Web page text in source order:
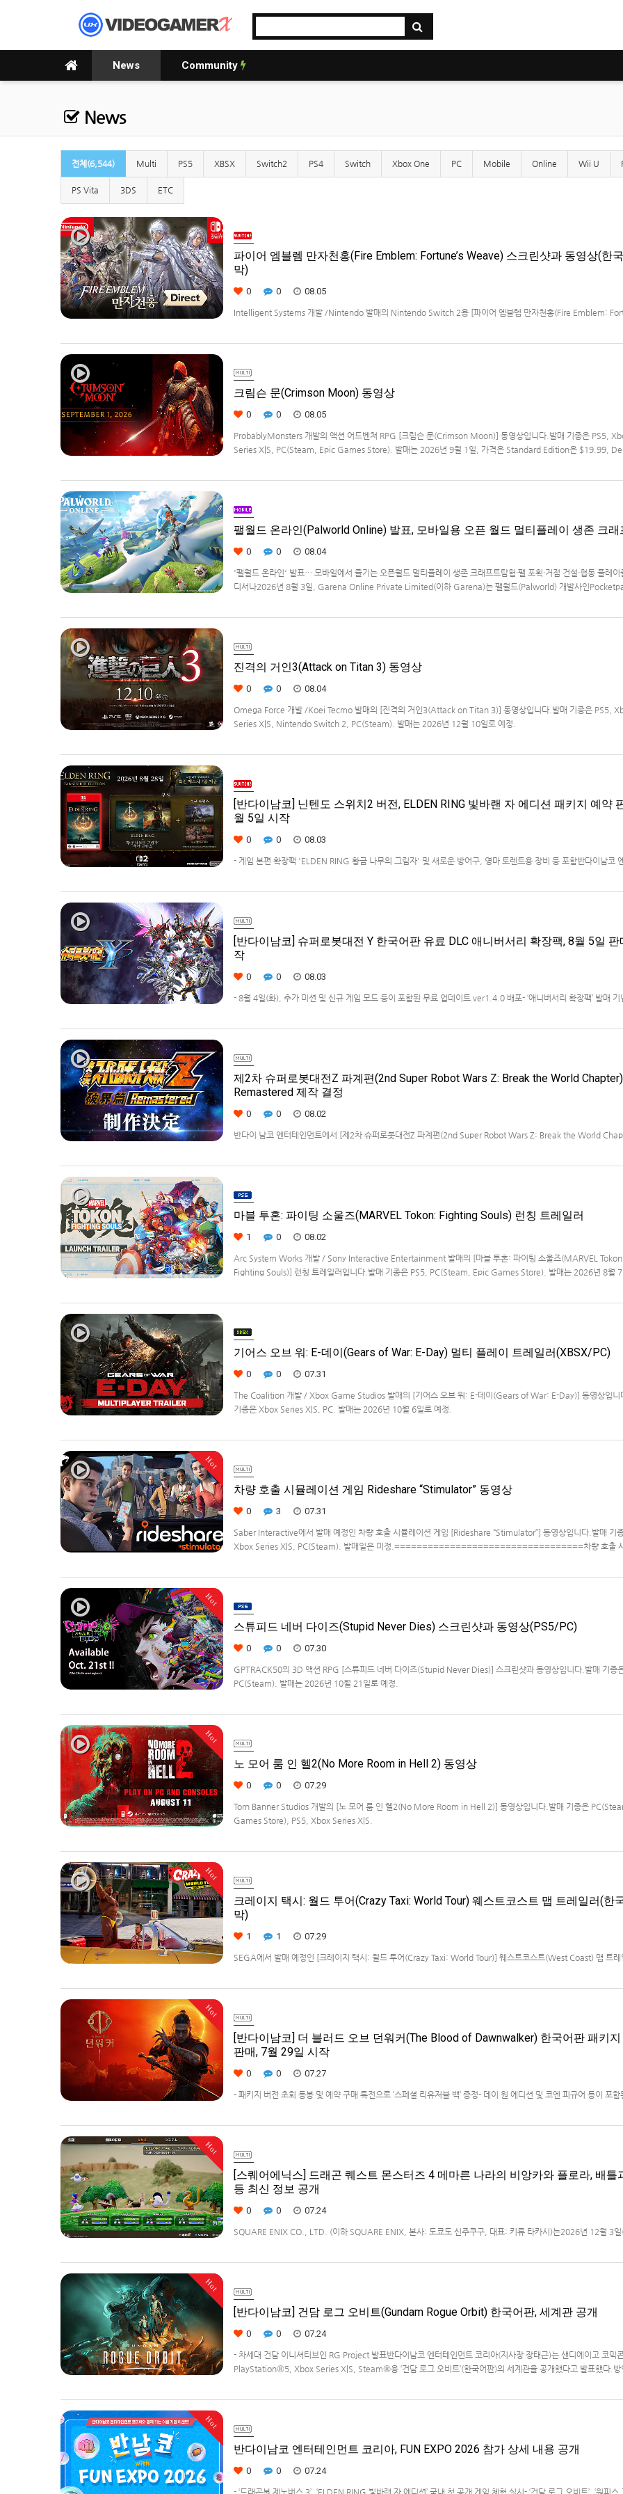
News Community
News
전체(6,544) Multi PS5 XBSX Switch2 PS4 Switch Xbox One PC Mobile Online Wii U
PS Vita 3DS ETC
파이어 엠블렘 만자천홍(Fire Emblem: Fortune’s Weave) 스크린샷과 동영상(한
막)
0 0 08.05
Intelligent Systems 개발 /Nintendo 발매의 Nintendo Switch 2용 [파이어 엠블렘 만자천홍(Fire Emblem:
크림슨 문(Crimson Moon) 동영상
0 0 08.05
ProbablyMonsters 개발의 액션 어드벤쳐 RPG [크림슨 문(Crimson Moon)] 동영상입니다.발매 기종은 PS5,
Series X|S, PC(Steam, Epic Games Store). 발매는 2026년 9월 1일, 가격은 Standard Edition은 $19.99,
팰월드 온라인(Palworld Online) 발표, 모바일용 오픈 월드 멀티플레이 생존 크래
0 0 08.04
'팰월드 온라인' 발표… 모바일에서 즐기는 오픈월드 멀티플레이 생존 크래프트탐험·팰 포획·거점 건설·협동 플레이
디서나2026년 8월 3일, Garena Online Private Limited(이하 Garena)는 팰월드(Palworld) 개발사인
진격의 거인3(Attack on Titan 3) 동영상
0 0 08.04
Omega Force 개발 /Koei Tecmo 발매의 [진격의 거인3(Attack on Titan 3)] 동영상입니다.발매 기종은 PS5,
Series X|S, Nintendo Switch 2, PC(Steam). 발매는 2026년 12월 10일로 예정.
[반다이남코] 닌텐도 스위치2 버전, ELDEN RING 빛바랜 자 에디션 패키지 예약
월 5일 시작
0 0 08.03
- 게임 본편 확장팩 'ELDEN RING 황금 나무의 그림자' 및 새로운 방어구, 영마 토렌트용 장비 등 포함반다이남코
[반다이남코] 슈퍼로봇대전 Y 한국어판 유료 DLC 애니버서리 확장팩, 8월 5일 판
작
0 0 08.03
- 8월 4일(화), 추가 미션 및 신규 게임 모드 등이 포함된 무료 업데이트 ver1.4.0 배포- ‘애니버서리 확장팩’ 발매 기
제2차 슈퍼로봇대전Z 파계편(2nd Super Robot Wars Z: Break the World Chapter)
Remastered 제작 결정
0 0 08.02
반다이 남코 엔터테인먼트에서 [제2차 슈퍼로봇대전Z 파계편(2nd Super Robot Wars Z: Break the World
마블 투혼: 파이팅 소울즈(MARVEL Tokon: Fighting Souls) 런칭 트레일러
1 0 08.02
Arc System Works 개발 / Sony Interactive Entertainment 발매의 [마블 투혼: 파이팅 소울즈(MARVEL
Fighting Souls)] 런칭 트레일러입니다.발매 기종은 PS5, PC(Steam, Epic Games Store). 발매는 2026년 8월 7
기어스 오브 워: E-데이(Gears of War: E-Day) 멀티 플레이 트레일러(XBSX/PC)
0 0 07.31
The Coalition 개발 / Xbox Game Studios 발매의 [기어스 오브 워: E-데이(Gears of War: E-Day)] 동영상입니
기종은 Xbox Series X|S, PC. 발매는 2026년 10월 6일로 예정.
Hot
차량 호출 시뮬레이션 게임 Rideshare “Stimulator” 동영상
0 3 07.31
Saber Interactive에서 발매 예정인 차량 호출 시뮬레이션 게임 [Rideshare “Stimulator”] 동영상입니다.발매 기
Xbox Series X|S, PC(Steam). 발매일은 미정.==================================차량 호출
Hot
스튜피드 네버 다이즈(Stupid Never Dies) 스크린샷과 동영상(PS5/PC)
0 0 07.30
GPTRACK50의 3D 액션 RPG [스튜피드 네버 다이즈(Stupid Never Dies)] 스크린샷과 동영상입니다.발매 기종
PC(Steam). 발매는 2026년 10월 21일로 예정.
Hot
노 모어 룸 인 헬2(No More Room in Hell 2) 동영상
0 0 07.29
Torn Banner Studios 개발의 [노 모어 룸 인 헬2(No More Room in Hell 2)] 동영상입니다.발매 기종은
Games Store), PS5, Xbox Series X|S.
Hot
크레이지 택시: 월드 투어(Crazy Taxi: World Tour) 웨스트코스트 맵 트레일러(한
막)
1 1 07.29
SEGA에서 발매 예정인 [크레이지 택시: 월드 투어(Crazy Taxi: World Tour)] 웨스트코스트(West Coast) 맵 트레
Hot
[반다이남코] 더 블러드 오브 던워커(The Blood of Dawnwalker) 한국어판 패키
판매, 7월 29일 시작
0 0 07.27
- 패키지 버전 초회 동봉 및 예약 구매 특전으로 ‘스페셜 리유저블 백‘ 증정- 데이 원 에디션 및 코엔 피규어 등이 포함
Hot
[스퀘어에닉스] 드래곤 퀘스트 몬스터즈 4 메마른 나라의 비앙카와 플로라, 배틀
등 최신 정보 공개
0 0 07.24
SQUARE ENIX CO., LTD. (이하 SQUARE ENIX, 본사: 도쿄도 신주쿠구, 대표: 키류 타카시)는2026년 12월 3일
Hot
[반다이남코] 건담 로그 오비트(Gundam Rogue Orbit) 한국어판, 세계관 공개
0 0 07.24
- 차세대 건담 이니셔티브인 RG Project 발표반다이남코 엔터테인먼트 코리아(지사장 장태근)는 샌디에이고 코믹
PlayStation®5, Xbox Series X|S, Steam®용 ‘건담 로그 오비트’(한국어판)의 세계관을 공개했다고 발표했다.방
Hot
반다이남코 엔터테인먼트 코리아, FUN EXPO 2026 참가 상세 내용 공개
0 0 07.24
- ‘드래곤볼 제노버스 3’, ‘ELDEN RING 빛바랜 자 에디션’ 국내 첫 공개 게임 체험 실시- ‘건담 로그 오비트’, ‘원피스